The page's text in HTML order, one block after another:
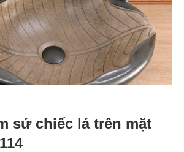
sứ chiếc lá trên mặt